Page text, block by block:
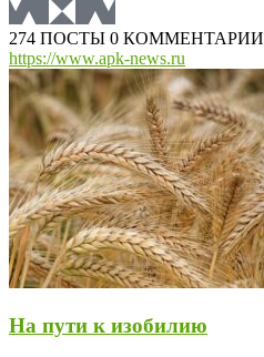
274 ПОСТЫ 0 КОММЕНТАРИИ
https://www.apk-news.ru
На пути к изобилию